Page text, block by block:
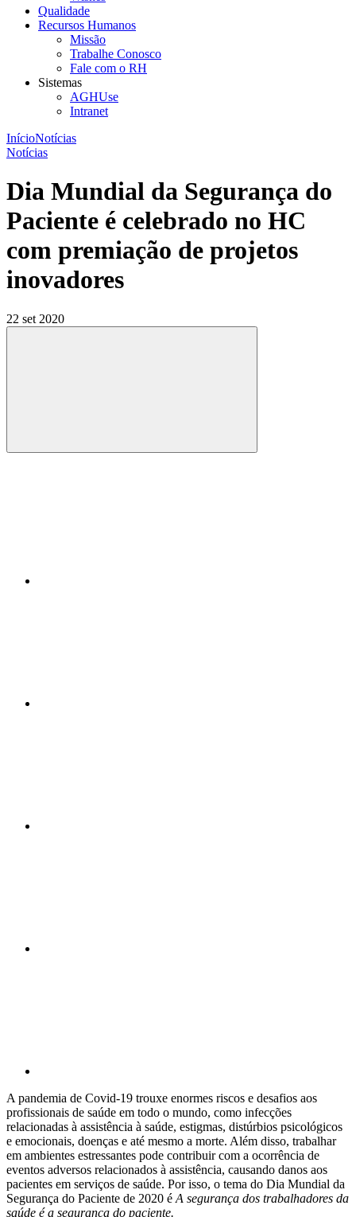
Qualidade
Recursos Humanos
Missão
Trabalhe Conosco
Fale com o RH
Sistemas
AGHUse
Intranet
InícioNotícias
Notícias
Dia Mundial da Segurança do
Paciente é celebrado no HC
com premiação de projetos
inovadores
22 set 2020
Compartilhar
A pandemia de Covid-19 trouxe enormes riscos e desafios aos
profissionais de saúde em todo o mundo, como infecções
relacionadas à assistência à saúde, estigmas, distúrbios psicológicos
e emocionais, doenças e até mesmo a morte. Além disso, trabalhar
em ambientes estressantes pode contribuir com a ocorrência de
eventos adversos relacionados à assistência, causando danos aos
pacientes em serviços de saúde. Por isso, o tema do Dia Mundial da
Segurança do Paciente de 2020 é A segurança dos trabalhadores da
saúde é a segurança do paciente.